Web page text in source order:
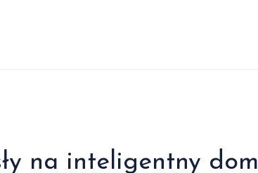
na inteligentny dom